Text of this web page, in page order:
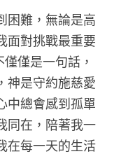
困難，無論是高
面對挑戰最重要
僅是一句話，
神是守約施慈愛
中總會感到孤單
同在，陪著我一
在每一天的生活